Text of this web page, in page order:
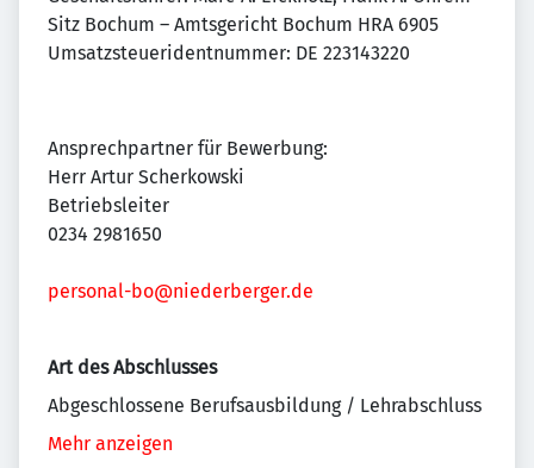
Sitz Bochum – Amtsgericht Bochum HRA 6905
Umsatzsteueridentnummer: DE 223143220
Ansprechpartner für Bewerbung:
Herr Artur Scherkowski
Betriebsleiter
0234 2981650
personal-bo@niederberger.de
Art des Abschlusses
Abgeschlossene Berufsausbildung / Lehrabschluss
Mehr anzeigen